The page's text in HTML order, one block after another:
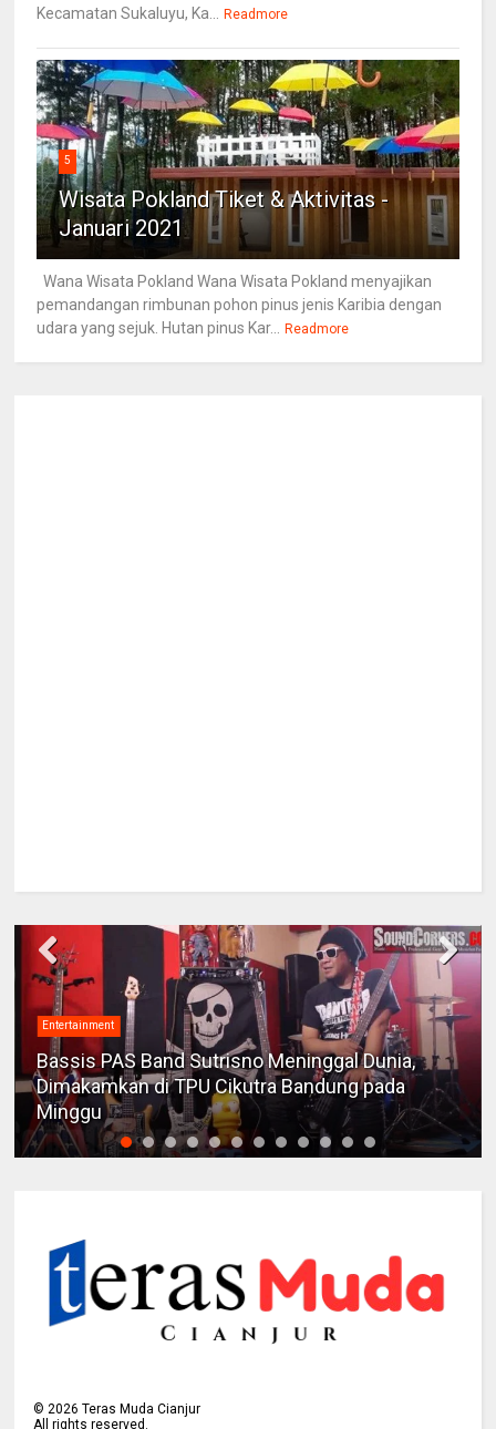
Kecamatan Sukaluyu, Ka...
Readmore
5
Wisata Pokland Tiket & Aktivitas -
Januari 2021
Wana Wisata Pokland Wana Wisata Pokland menyajikan
pemandangan rimbunan pohon pinus jenis Karibia dengan
udara yang sejuk. Hutan pinus Kar...
Readmore
Entertainment
Bassis PAS Band Sutrisno Meninggal Dunia,
Dimakamkan di TPU Cikutra Bandung pada
Minggu
©2026 Teras Muda Cianjur
All rights reserved.